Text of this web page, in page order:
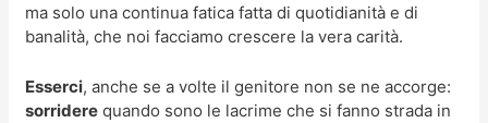
ma solo una continua fatica fatta di quotidianità e di
banalità, che noi facciamo crescere la vera carità.
Esserci, anche se a volte il genitore non se ne accorge:
sorridere quando sono le lacrime che si fanno strada in